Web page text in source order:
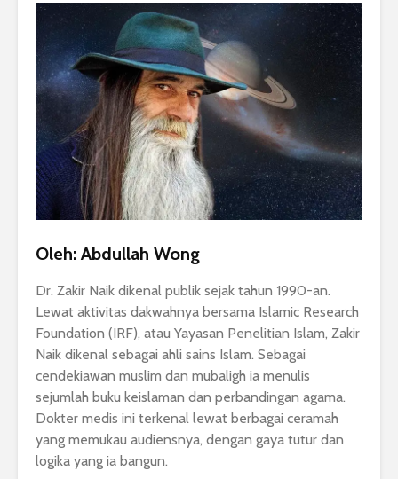
Oleh: Abdullah Wong
Dr. Zakir Naik dikenal publik sejak tahun 1990-an.
Lewat aktivitas dakwahnya bersama Islamic Research
Foundation (IRF), atau Yayasan Penelitian Islam, Zakir
Naik dikenal sebagai ahli sains Islam. Sebagai
cendekiawan muslim dan mubaligh ia menulis
sejumlah buku keislaman dan perbandingan agama.
Dokter medis ini terkenal lewat berbagai ceramah
yang memukau audiensnya, dengan gaya tutur dan
logika yang ia bangun.